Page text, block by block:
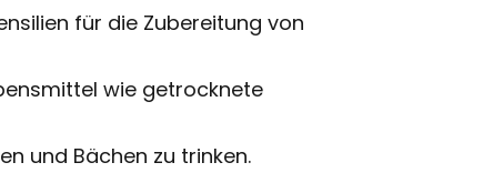
für die Zubereitung von
wie getrocknete
und Bächen zu trinken.